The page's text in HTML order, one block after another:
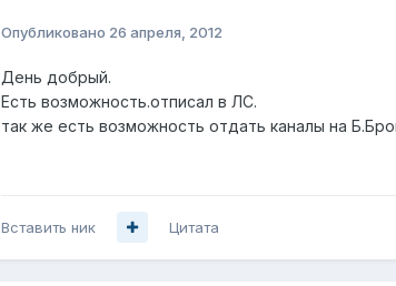
Опубликовано 26 апреля, 2012
День добрый.
Есть возможность.отписал в ЛС.
так же есть возможность отдать каналы на
Вставить ник Цитата